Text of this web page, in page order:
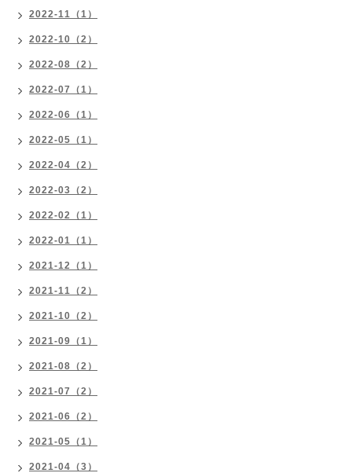
2022-11（1）
2022-10（2）
2022-08（2）
2022-07（1）
2022-06（1）
2022-05（1）
2022-04（2）
2022-03（2）
2022-02（1）
2022-01（1）
2021-12（1）
2021-11（2）
2021-10（2）
2021-09（1）
2021-08（2）
2021-07（2）
2021-06（2）
2021-05（1）
2021-04（3）